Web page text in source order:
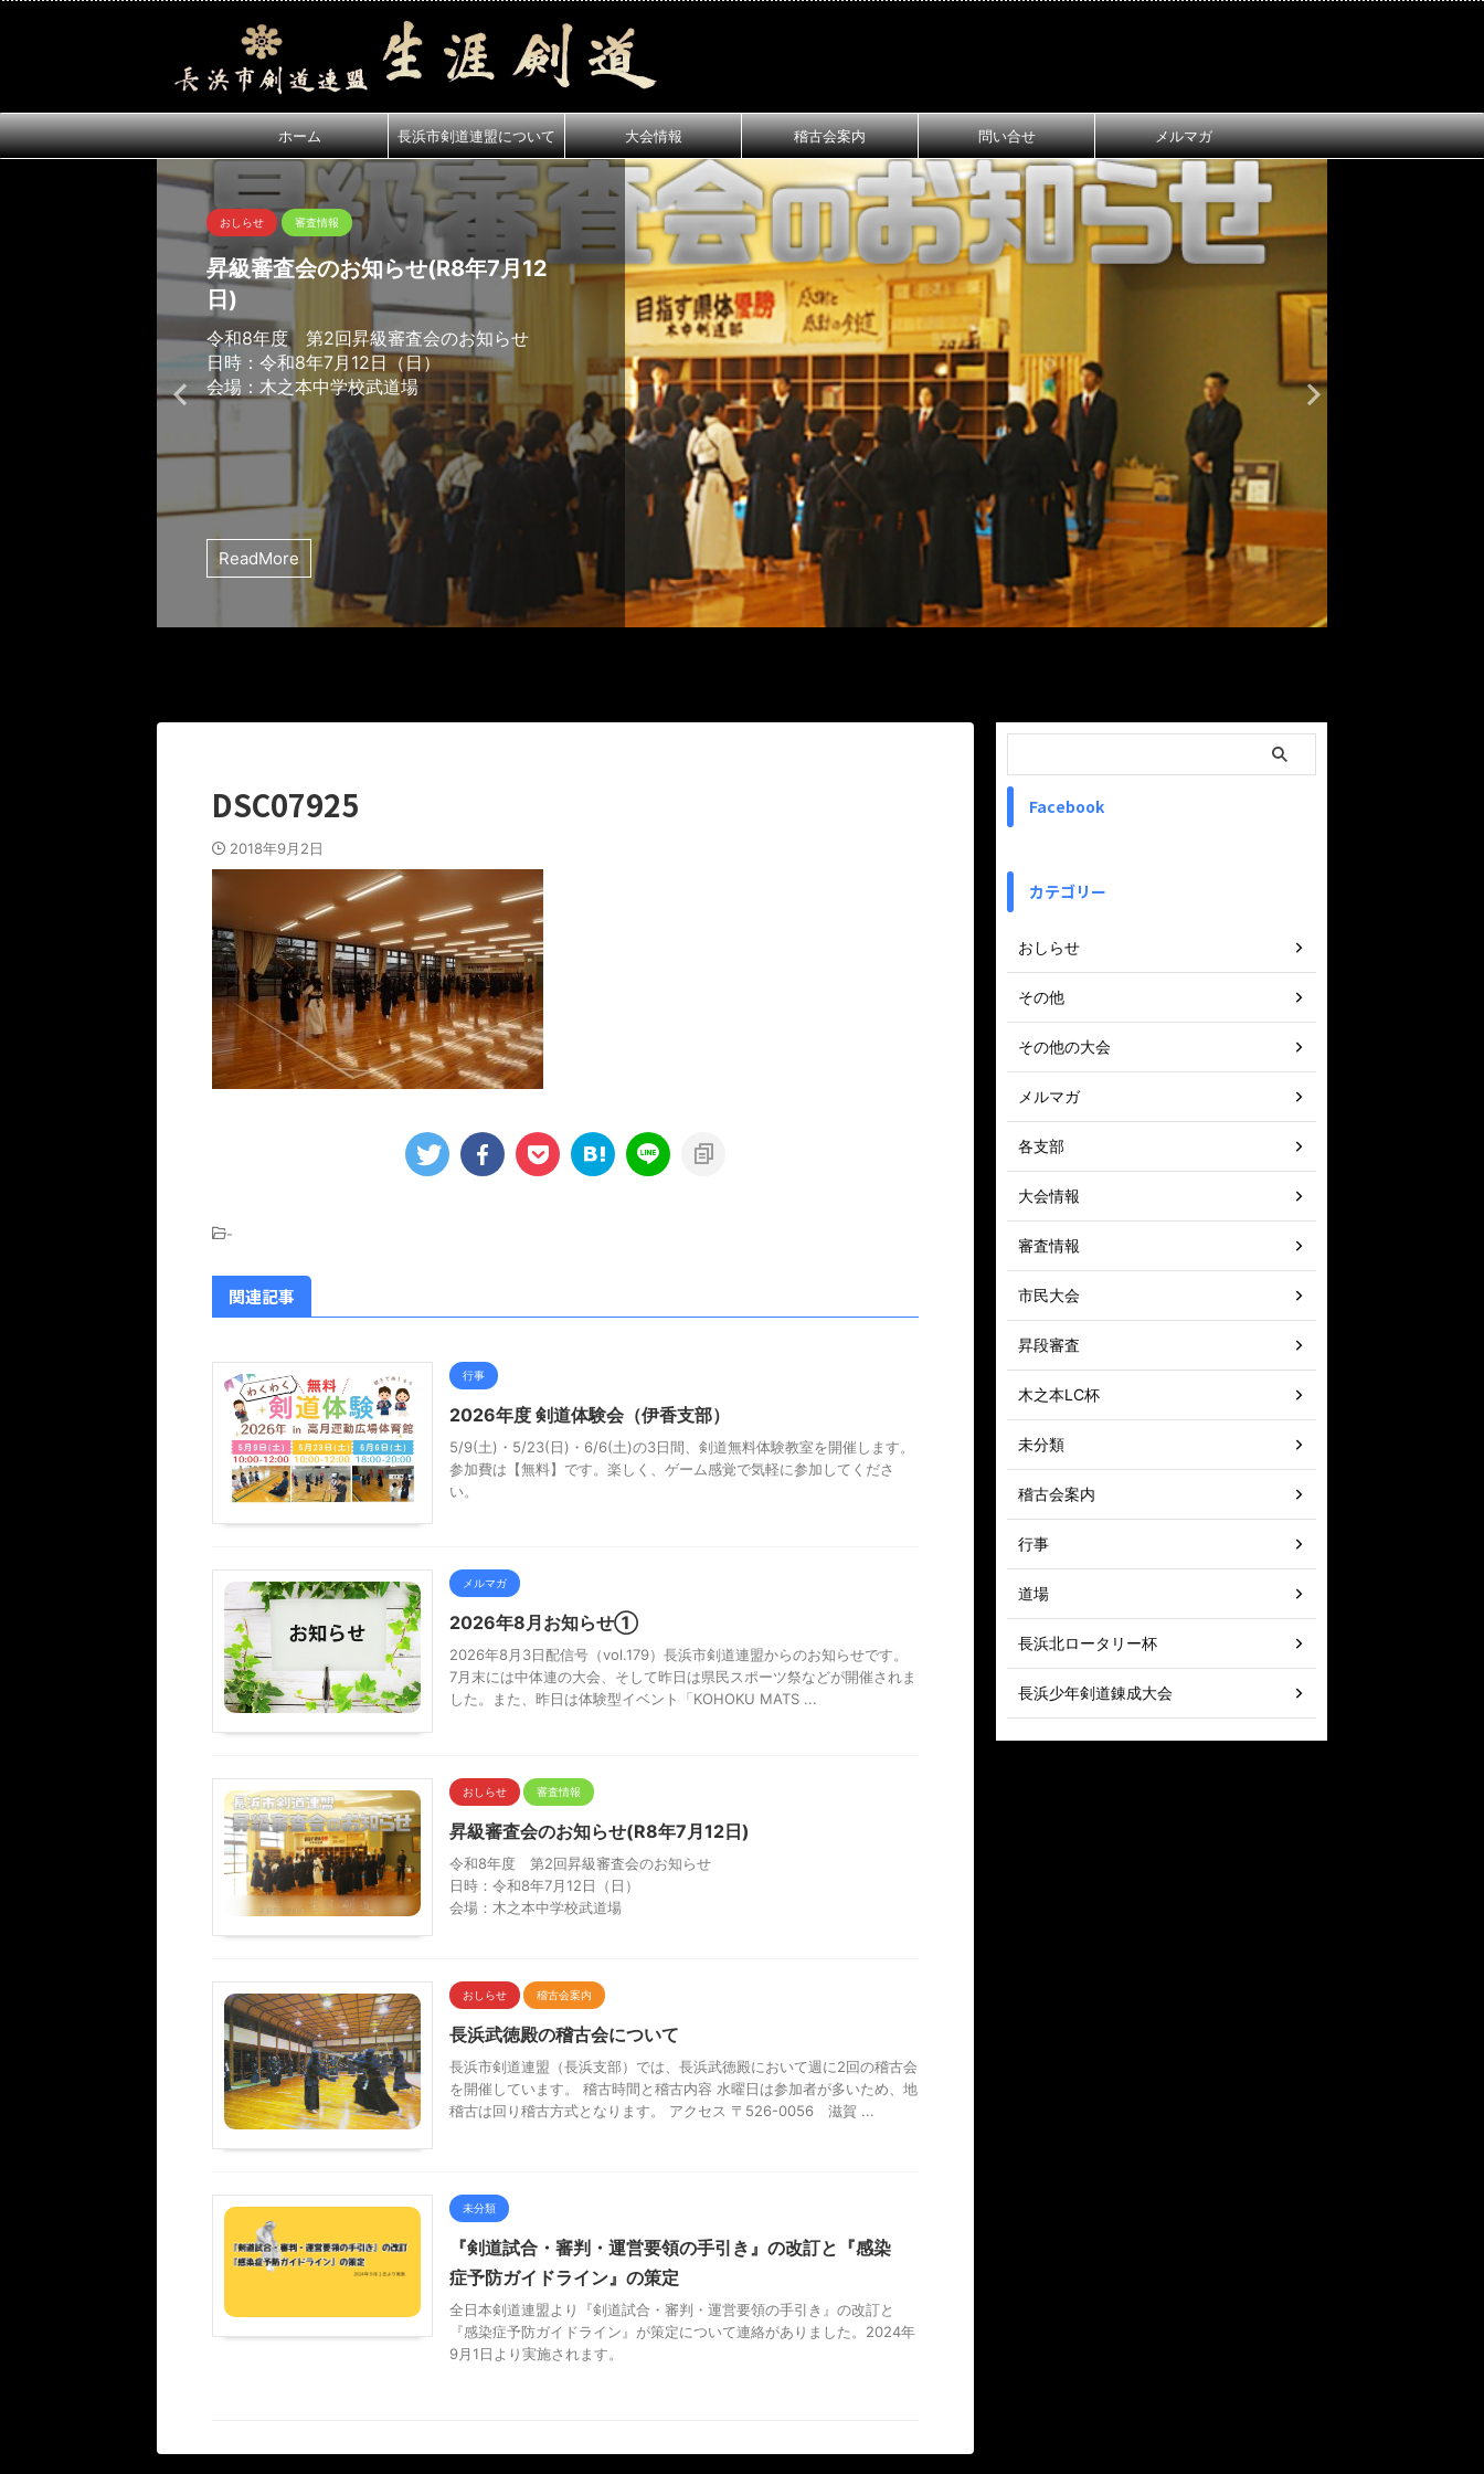
ホーム 長浜市剣道連盟について 大会情報 稽古会案内 問い合せ メルマガ
おしらせ 審査情報
昇級審査会のお知らせ(R8年7月12
日)
令和8年度 第2回昇級審査会のお知らせ
日時：令和8年7月12日（日）
会場：木之本中学校武道場
ReadMore
DSC07925
2018年9月2日
-
関連記事
行事
2026年度 剣道体験会（伊香支部）
5/9(土)・5/23(日)・6/6(土)の3日間、剣道無料体験教室を開催します。
参加費は【無料】です。楽しく、ゲーム感覚で気軽に参加してくださ
い。
メルマガ
2026年8月お知らせ①
2026年8月3日配信号（vol.179）長浜市剣道連盟からのお知らせです。
7月末には中体連の大会、そして昨日は県民スポーツ祭などが開催されま
した。また、昨日は体験型イベント「KOHOKU MATS ...
おしらせ 審査情報
昇級審査会のお知らせ(R8年7月12日)
令和8年度 第2回昇級審査会のお知らせ
日時：令和8年7月12日（日）
会場：木之本中学校武道場
おしらせ 稽古会案内
長浜武徳殿の稽古会について
長浜市剣道連盟（長浜支部）では、長浜武徳殿において週に2回の稽古会
を開催しています。 稽古時間と稽古内容 水曜日は参加者が多いため、地
稽古は回り稽古方式となります。 アクセス 〒526-0056 滋賀 ...
未分類
『剣道試合・審判・運営要領の手引き』の改訂と『感染
症予防ガイドライン』の策定
全日本剣道連盟より『剣道試合・審判・運営要領の手引き』の改訂と
『感染症予防ガイドライン』が策定について連絡がありました。2024年
9月1日より実施されます。
Facebook
カテゴリー
おしらせ
その他
その他の大会
メルマガ
各支部
大会情報
審査情報
市民大会
昇段審査
木之本LC杯
未分類
稽古会案内
行事
道場
長浜北ロータリー杯
長浜少年剣道錬成大会